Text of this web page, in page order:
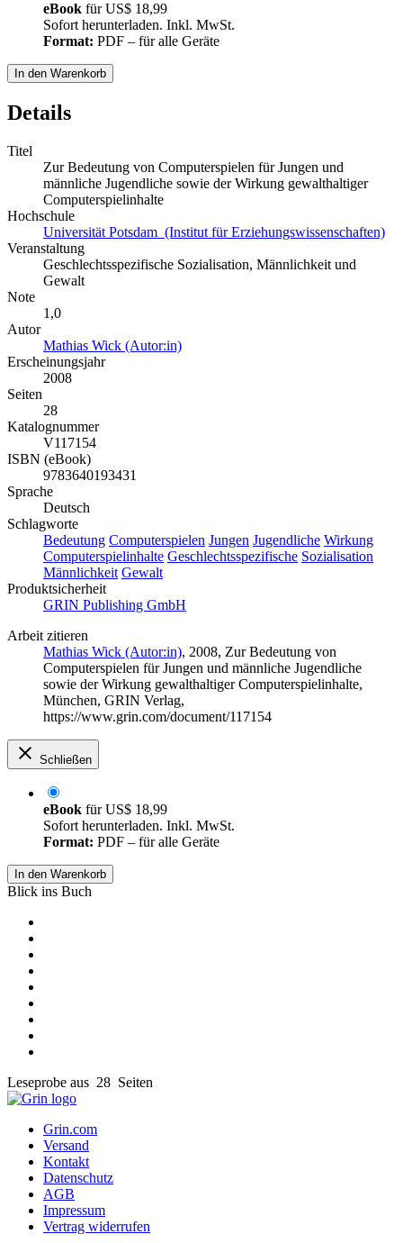
eBook fürUS$ 18,99
Sofort herunterladen. Inkl. MwSt.
Format: PDF – für alle Geräte
In den Warenkorb
Details
Titel
Zur Bedeutung von Computerspielen für Jungen und
männliche Jugendliche sowie der Wirkung gewalthaltiger
Computerspielinhalte
Hochschule
Universität Potsdam (Institut für Erziehungswissenschaften)
Veranstaltung
Geschlechtsspezifische Sozialisation, Männlichkeit und
Gewalt
Note
1,0
Autor
Mathias Wick (Autor:in)
Erscheinungsjahr
2008
Seiten
28
Katalognummer
V117154
ISBN (eBook)
9783640193431
Sprache
Deutsch
Schlagworte
Bedeutung Computerspielen Jungen Jugendliche Wirkung
Computerspielinhalte Geschlechtsspezifische Sozialisation
Männlichkeit Gewalt
Produktsicherheit
GRIN Publishing GmbH
Arbeit zitieren
Mathias Wick (Autor:in), 2008, Zur Bedeutung von
Computerspielen für Jungen und männliche Jugendliche
sowie der Wirkung gewalthaltiger Computerspielinhalte,
München, GRIN Verlag,
https://www.grin.com/document/117154
Schließen
eBook fürUS$ 18,99
Sofort herunterladen. Inkl. MwSt.
Format: PDF – für alle Geräte
In den Warenkorb
Blick ins Buch
Leseprobe aus 28 Seiten
Grin.com
Versand
Kontakt
Datenschutz
AGB
Impressum
Vertrag widerrufen